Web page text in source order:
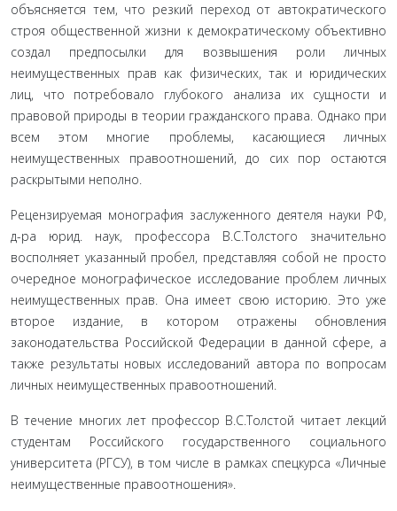
объясняется тем, что резкий переход от автократического
строя общественной жизни к демо­кратическому объективно
создал предпосылки для возвышения роли личных
неимущественных прав как физических, так и юридических
лиц, что потре­бовало глубокого анализа их сущности и
правовой природы в теории гражданского права. Однако при
всем этом многие проблемы, касающиеся личных
неимущественных правоотношений, до сих пор оста­ются
раскрытыми неполно.
Рецензируемая монография заслуженного деяте­ля науки РФ,
д-ра юрид. наук, профессора В.С.Толстого значительно
восполняет указанный пробел, пред­ставляя собой не просто
очередное монографическое исследование проблем личных
неимущественных прав. Она имеет свою историю. Это уже
второе изда­ние, в котором отражены обновления
законодатель­ства Российской Федерации в данной сфере, а
также результаты новых исследований автора по вопросам
личных неимущественных правоотношений.
В течение многих лет профессор В.С.Толстой чи­тает лекций
студентам Российского государственного социального
университета (РГСУ), в том числе в рам­ках спецкурса «Личные
неимущественные правоот­ношения».